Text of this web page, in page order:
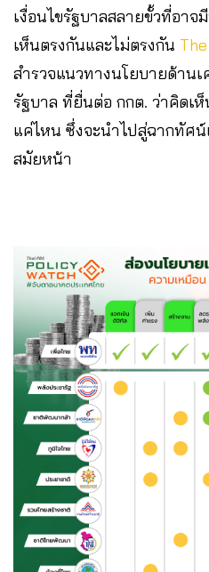
เงื่อนไขรัฐบาลสลายขั้วที่อา
เห็นตรงกันและไม่ตรงกัน
สำรวจแนวทางนโยบายด้านเ
รัฐบาล ที่ยื่นต่อ กกต. ว่าคิดเ
แค่ไหน ซึ่งจะนำไปสู่ฉากทัศน์
สมัยหน้า